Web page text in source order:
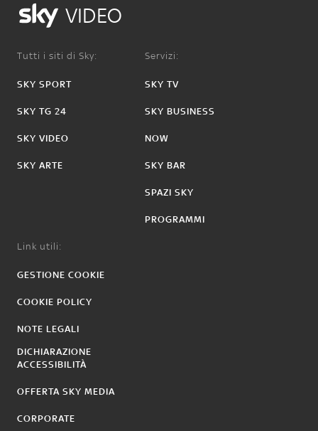
VIDEO
Tutti i siti di Sky:
SKY SPORT
SKY TG 24
SKY VIDEO
SKY ARTE
Servizi:
SKY TV
SKY BUSINESS
NOW
SKY BAR
SPAZI SKY
PROGRAMMI
Link utili:
GESTIONE COOKIE
COOKIE POLICY
NOTE LEGALI
DICHIARAZIONE
ACCESSIBILITÀ
OFFERTA SKY MEDIA
CORPORATE